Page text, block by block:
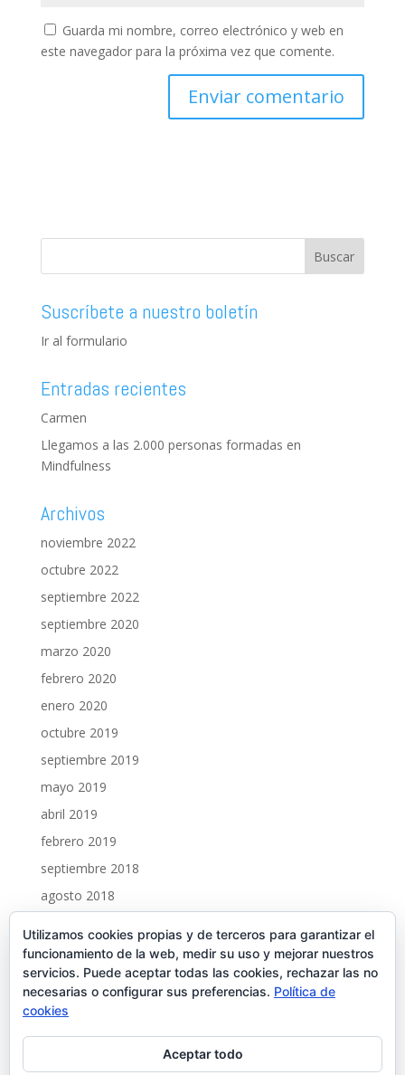
Guarda mi nombre, correo electrónico y web en
este navegador para la próxima vez que comente.
Suscríbete a nuestro boletín
Ir al formulario
Entradas recientes
Carmen
Llegamos a las 2.000 personas formadas en
Mindfulness
Archivos
noviembre 2022
octubre 2022
septiembre 2022
septiembre 2020
marzo 2020
febrero 2020
enero 2020
octubre 2019
septiembre 2019
mayo 2019
abril 2019
febrero 2019
septiembre 2018
agosto 2018
febrero 2018
enero 2018
Utilizamos cookies propias y de terceros para garantizar el
funcionamiento de la web, medir su uso y mejorar nuestros
servicios. Puede aceptar todas las cookies, rechazar las no
necesarias o configurar sus preferencias. Política de
cookies
Aceptar todo